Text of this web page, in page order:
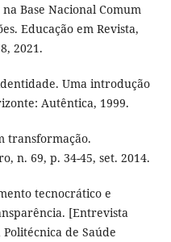
Base Nacional Comum
Educação em Revista,
2021.
Uma introdução
Autêntica, 1999.
transformação.
n. 69, p. 34-45, set. 2014.
tecnocrático e
[Entrevista
de Saúde